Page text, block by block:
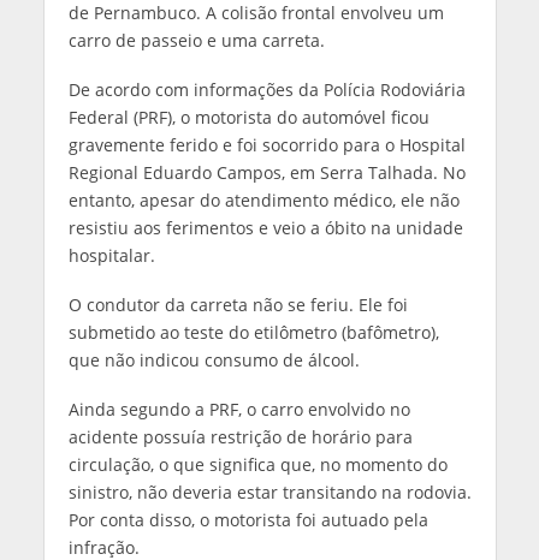
de Pernambuco. A colisão frontal envolveu um
carro de passeio e uma carreta.
De acordo com informações da Polícia Rodoviária
Federal (PRF), o motorista do automóvel ficou
gravemente ferido e foi socorrido para o Hospital
Regional Eduardo Campos, em Serra Talhada. No
entanto, apesar do atendimento médico, ele não
resistiu aos ferimentos e veio a óbito na unidade
hospitalar.
O condutor da carreta não se feriu. Ele foi
submetido ao teste do etilômetro (bafômetro),
que não indicou consumo de álcool.
Ainda segundo a PRF, o carro envolvido no
acidente possuía restrição de horário para
circulação, o que significa que, no momento do
sinistro, não deveria estar transitando na rodovia.
Por conta disso, o motorista foi autuado pela
infração.